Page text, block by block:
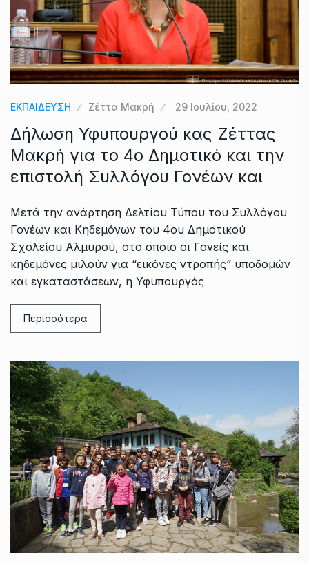
ΕΚΠΑΙΔΕΥΣΗ Ζέττα Μακρή 29 Ιουλίου, 2022
Δήλωση Υφυπουργού κας Ζέττας
Μακρή για το 4ο Δημοτικό και την
επιστολή Συλλόγου Γονέων και
Μετά την ανάρτηση Δελτίου Τύπου του Συλλόγου
Γονέων και Κηδεμόνων του 4ου Δημοτικού
Σχολείου Αλμυρού, στο οποίο οι Γονείς και
κηδεμόνες μιλούν για “εικόνες ντροπής” υποδομών
και εγκαταστάσεων, η Υφυπουργός
Περισσότερα